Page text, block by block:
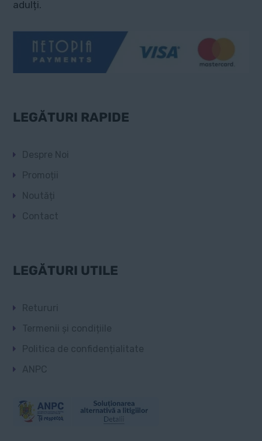
adulți.
LEGĂTURI RAPIDE
Despre Noi
Promoții
Noutăți
Contact
LEGĂTURI UTILE
Retururi
Termenii și condițiile
Politica de confidențialitate
ANPC